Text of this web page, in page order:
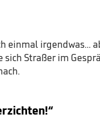
einmal irgendwas...
sich Straßer im